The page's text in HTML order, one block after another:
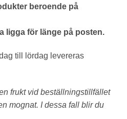
beroende på
ligga för länge på posten.
till lördag levereras
frukt vid beställningstillfället
mognat. I dessa fall blir du